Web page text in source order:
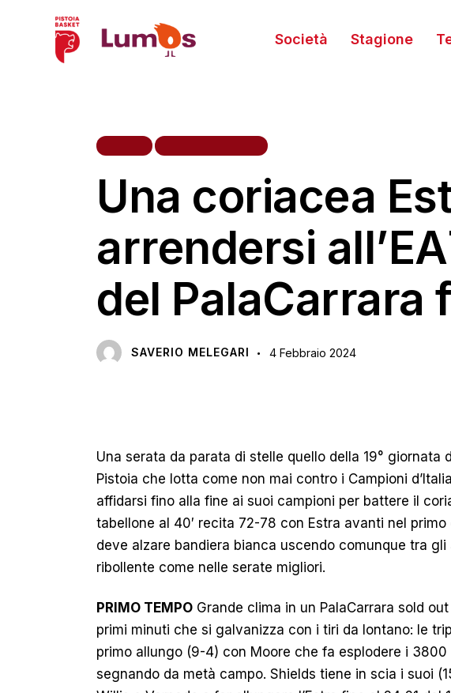
Società Stagione
Una coriacea
arrendersi
del PalaCarrara
SAVERIO MELEGARI 4 Febbraio 2024
Una serata da parata di stelle quello della 19° giornata
Pistoia che lotta come non mai contro i Campioni
affidarsi fino alla fine ai suoi campioni per battere il
tabellone al 40′ recita 72-78 con Estra avanti nel
deve alzare bandiera bianca uscendo comunque tra
ribollente come nelle serate migliori.
PRIMO TEMPO Grande clima in un PalaCarrara sold
primi minuti che si galvanizza con i tiri da lontano: le
primo allungo (9-4) con Moore che fa esplodere i
segnando da metà campo. Shields tiene in scia i suoi